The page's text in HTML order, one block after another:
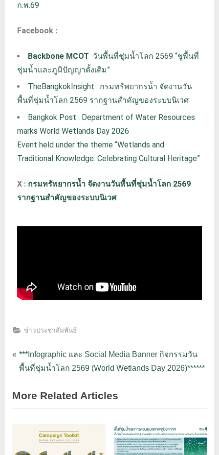
ก.พ.69
Facebook :
Backbone MCOT วันพื้นที่ชุ่มน้ำโลก 2569 “ชูพื้นที่
ชุ่มน้ำและภูมิปัญญาดั้งเดิม”
TheBangkokInsight : กรมทรัพยากรน้ำ จัดงานวัน
พื้นที่ชุ่มน้ำโลก 2569 รากฐานสำคัญของระบบนิเวศ
Bangkok Post : Department of Water Resources
marks World Wetlands Day 2026
Event held under the theme “Wetlands and
Traditional Knowledge: Celebrating Cultural Heritage”
X : กรมทรัพยากรน้ำ จัดงานวันพื้นที่ชุ่มน้ำโลก 2569
รากฐานสำคัญของระบบนิเวศ
ข่าวประชาสัมพันธ์
***Infographic และ Social Media Banner กิจกรรมวัน
พื้นที่ชุ่มน้ำโลก 2569 (World Wetlands Day 2026)******
More Related Articles